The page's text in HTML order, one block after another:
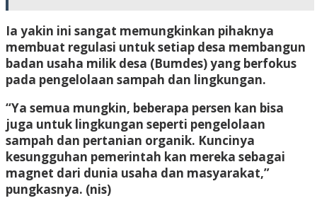
Ia yakin ini sangat memungkinkan pihaknya
membuat regulasi untuk setiap desa membangun
badan usaha milik desa (Bumdes) yang berfokus
pada pengelolaan sampah dan lingkungan.
“Ya semua mungkin, beberapa persen kan bisa
juga untuk lingkungan seperti pengelolaan
sampah dan pertanian organik. Kuncinya
kesungguhan pemerintah kan mereka sebagai
magnet dari dunia usaha dan masyarakat,”
pungkasnya. (nis)